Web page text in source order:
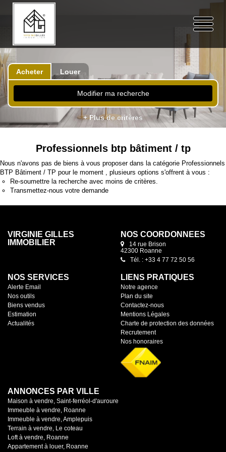
Acheter Louer
Modifier ma recherche
+ Plus de critères
Professionnels btp bâtiment / tp
Nous n'avons pas de biens à vous proposer dans la catégorie Professionnels
BTP Bâtiment / TP pour le moment , plusieurs options s'offrent à vous :
Re-soumettre la recherche avec moins de critères.
Transmettez-nous votre demande
VIRGINIE GILLES
IMMOBILIER
NOS COORDONNÉES
14 rue Brison
42300 Roanne
Tél. : +33 4 77 72 50 56
NOS SERVICES
Alerte Email
Nos outils
Biens vendus
Estimation
Actualités
LIENS PRATIQUES
Notre agence
Plan du site
Contactez-nous
Mentions Légales
Charte de protection des données
Recrutement
Nos honoraires
ANNONCES PAR VILLE
Maison à vendre, Saint-ferréol-d'auroure
Immeuble à vendre, Roanne
Immeuble à vendre, Amplepuis
Terrain à vendre, Le coteau
Loft à vendre, Roanne
Appartement à louer, Roanne